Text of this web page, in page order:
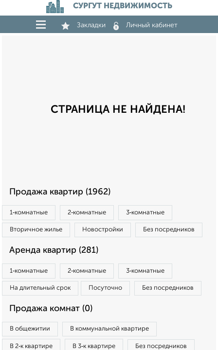
СУРГУТ НЕДВИЖИМОСТЬ
Закладки Личный кабинет
СТРАНИЦА НЕ НАЙДЕНА!
Продажа квартир (1962)
1‑комнатные 2‑комнатные 3‑комнатные
Вторичное жилье Новостройки Без посредников
Аренда квартир (281)
1‑комнатные 2‑комнатные 3‑комнатные
На длительный срок Посуточно Без посредников
Продажа комнат (0)
В общежитии В коммунальной квартире
В 2‑к квартире В 3‑к квартире Без посредников